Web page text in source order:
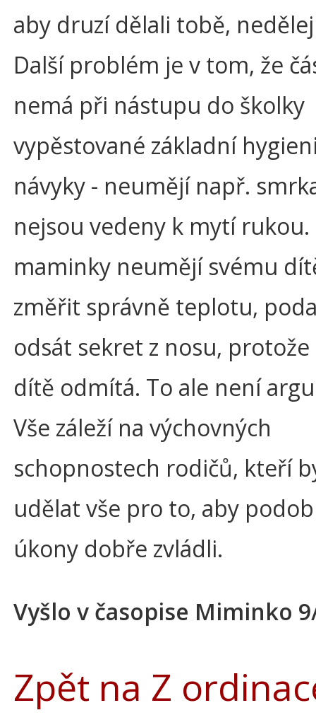
aby druzí dělali tobě,
Další problém je v tom, že
nemá při nástupu do školky
vypěstované základní
návyky - neumějí např.
nejsou vedeny k mytí
maminky neumějí svému
změřit správně teplotu,
odsát sekret z nosu,
dítě odmítá. To ale není
Vše záleží na výchovných
schopnostech rodičů, kteří
udělat vše pro to, aby
úkony dobře zvládli.
Vyšlo v časopise Miminko
Zpět na Z